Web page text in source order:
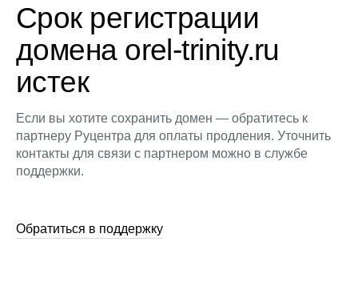
Срок регистрации
домена orel-trinity.ru
истек
Если вы хотите сохранить домен — обратитесь к
партнеру Руцентра для оплаты продления. Уточнить
контакты для связи с партнером можно в службе
поддержки.
Обратиться в поддержку